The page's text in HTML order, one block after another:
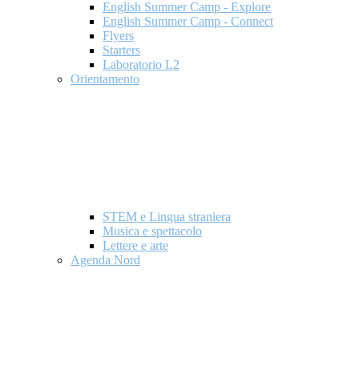
English Summer Camp - Explore
English Summer Camp - Connect
Flyers
Starters
Laboratorio L2
Orientamento
STEM e Lingua straniera
Musica e spettacolo
Lettere e arte
Agenda Nord